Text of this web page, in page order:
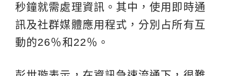
秒鐘就需處理資訊。其中，使用即時通
訊及社群媒體應用程式，分別占所有互
動的26％和22％。